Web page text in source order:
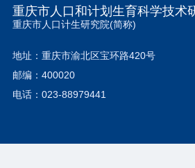
重庆市人口和计划生育科学技术
重庆市人口计生研究院(简称)
地址：重庆市渝北区宝环路420号
邮编：400020
电话：023-88979441